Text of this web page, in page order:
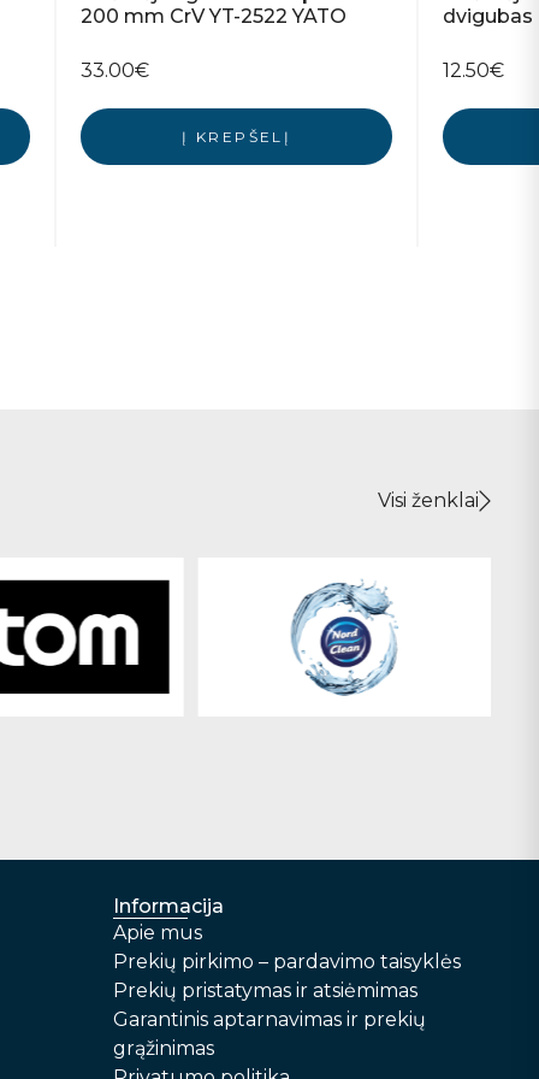
200 mm CrV YT-2522 YATO
33.00€
Į KREPŠELĮ
dvigubas
12.50€
Visi ženklai
Informacija
Apie mus
Prekių pirkimo – pardavimo taisyklės
Prekių pristatymas ir atsiėmimas
Garantinis aptarnavimas ir prekių
grąžinimas